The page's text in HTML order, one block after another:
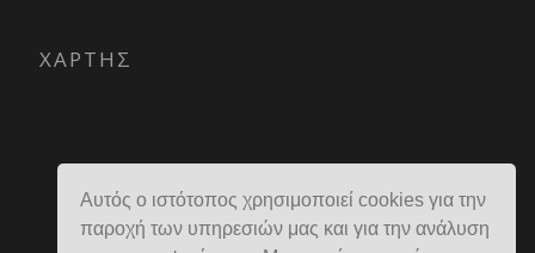
Αυτός ο ιστότοπος χρησιμοποιεί cookies για την
παροχή των υπηρεσιών μας και για την ανάλυση
ΧΑΡΤΗΣ